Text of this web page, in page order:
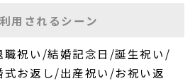
用されるシーン
祝い/結婚記念日/誕生祝い/
お返し/出産祝い/お祝い返